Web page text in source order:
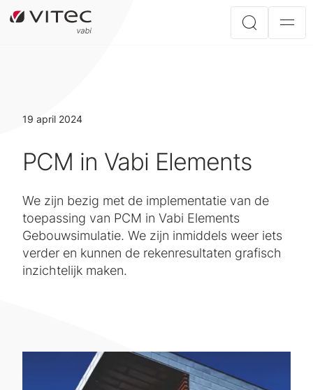
19 april 2024
PCM in Vabi Elements
We zijn bezig met de implementatie van de
toepassing van PCM in Vabi Elements
Gebouwsimulatie. We zijn inmiddels weer iets
verder en kunnen de rekenresultaten grafisch
inzichtelijk maken.